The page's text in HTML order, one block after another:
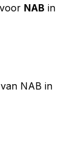
NAB in
NAB in